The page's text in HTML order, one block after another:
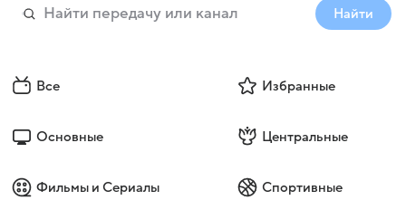
Найти
Все Избранные
Основные Центральные
Фильмы и Сериалы Спортивные